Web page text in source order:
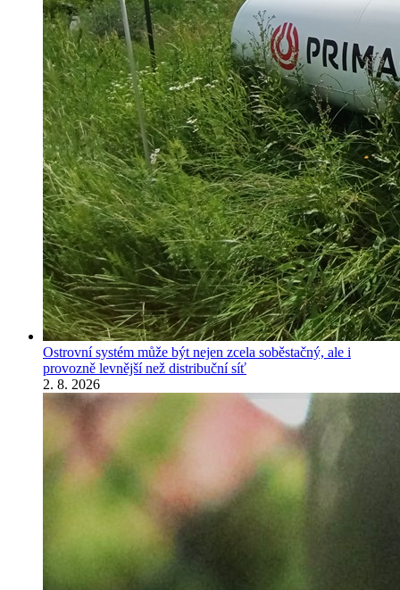
Ostrovní systém může být nejen zcela soběstačný, ale i
provozně levnější než distribuční síť
2. 8. 2026